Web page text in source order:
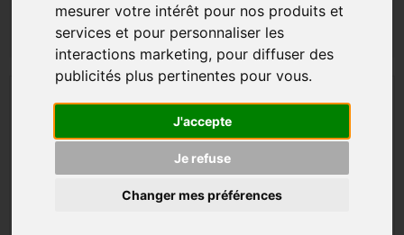
mesurer votre intérêt pour nos produits et
services et pour personnaliser les
interactions marketing, pour diffuser des
publicités plus pertinentes pour vous.
J'accepte
Je refuse
Changer mes préférences
: AJOUTER AU PANIER